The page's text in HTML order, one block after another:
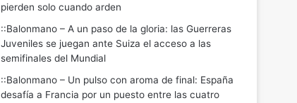
pierden solo cuando arden
::Balonmano – A un paso de la gloria: las Guerreras
Juveniles se juegan ante Suiza el acceso a las
semifinales del Mundial
::Balonmano – Un pulso con aroma de final: España
desafía a Francia por un puesto entre las cuatro